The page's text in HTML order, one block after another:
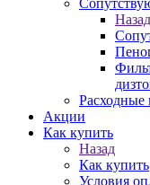
Назад
Расходные
Акции
Как купить
Назад
Как купить
Условия